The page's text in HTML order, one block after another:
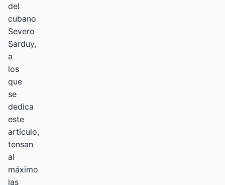
del
cubano
Severo
Sarduy,
a
los
que
se
dedica
este
artículo,
tensan
al
máximo
las